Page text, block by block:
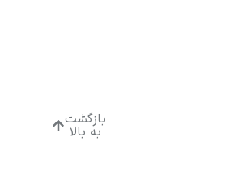
بازگشت
به بالا